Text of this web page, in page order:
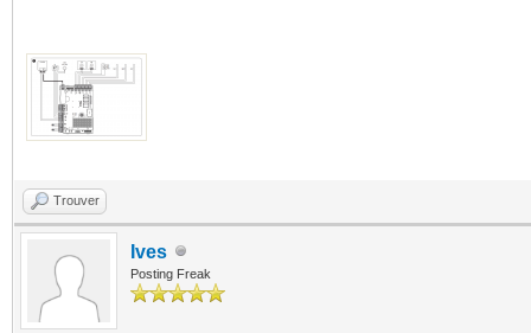
Trouver
Ives
Posting Freak